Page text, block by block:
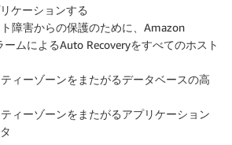
ケーションする
障害からの保護のために、Amazon
ームによるAuto Recoveryをすべてのホスト
ィーゾーンをまたがるデータベースの高
ィーゾーンをまたがるアプリケーション